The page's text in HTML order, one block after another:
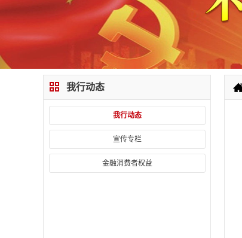
我行动态
我行动态
宣传专栏
金融消费者权益